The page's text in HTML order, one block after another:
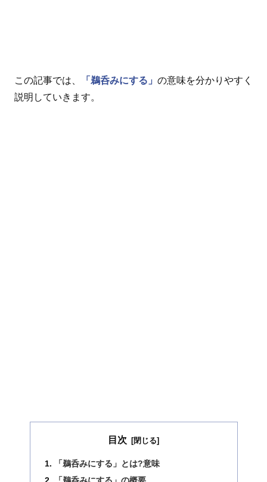
この記事では、 「鵜呑みにする」 の意味を分かりやすく
説明していきます。
目次
「鵜呑みにする」とは?意味